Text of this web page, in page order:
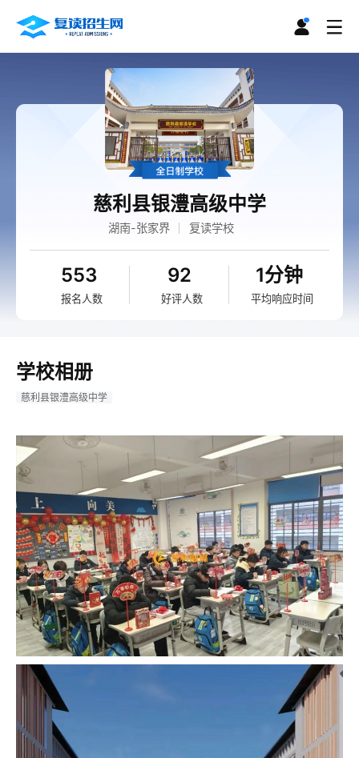
慈利县银澧高级中学
湖南-张家界 复读学校
553
报名人数
92
好评人数
1分钟
平均响应时间
学校相册
慈利县银澧高级中学